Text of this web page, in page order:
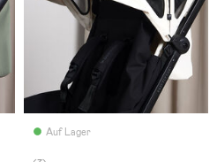
Auf Lager